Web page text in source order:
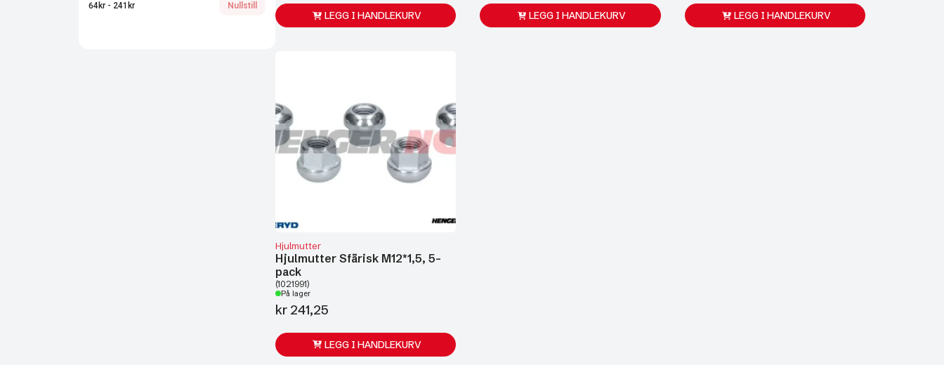
64kr - 241kr Nullstill
LEGG I HANDLEKURV LEGG I HANDLEKURV LEGG I HANDLEKURV
Hjulmutter
Hjulmutter Sfärisk M12*1,5, 5-
pack
(1021991)
På lager
kr 241,25
LEGG I HANDLEKURV